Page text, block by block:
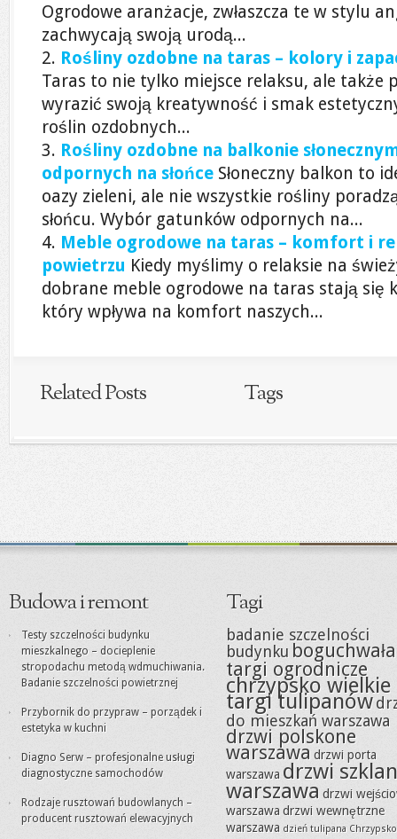
Ogrodowe aranżacje, zwłaszcza te w stylu
zachwycają swoją urodą...
Rośliny ozdobne na taras – kolory i
Taras to nie tylko miejsce relaksu, ale także
wyrazić swoją kreatywność i smak
roślin ozdobnych...
Rośliny ozdobne na balkonie
odpornych na słońce Słoneczny balkon to
oazy zieleni, ale nie wszystkie rośliny
słońcu. Wybór gatunków odpornych na...
Meble ogrodowe na taras – komfort i
powietrzu Kiedy myślimy o relaksie na
dobrane meble ogrodowe na taras stają się
który wpływa na komfort naszych...
Related Posts Tags
Budowa i remont
Testy szczelności budynku
mieszkalnego – docieplenie
stropodachu metodą wdmuchiwania.
Badanie szczelności powietrznej
Przybornik do przypraw – porządek i
estetyka w kuchni
Diagno Serw – profesjonalne usługi
diagnostyczne samochodów
Rodzaje rusztowań budowlanych –
producent rusztowań elewacyjnych
Tagi
badanie szczelności
budynku boguchwała
targi ogrodnicze
chrzypsko wielkie
targi tulipanów
do mieszkań warszawa
drzwi polskone
warszawa drzwi porta
warszawa drzwi
warszawa drzwi
warszawa drzwi wewnętrzne
warszawa dzień tulipana Chrzypsko